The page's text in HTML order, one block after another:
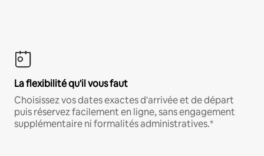
La flexibilité qu'il vous faut
Choisissez vos dates exactes d'arrivée et de départ
puis réservez facilement en ligne, sans engagement
supplémentaire ni formalités administratives.*